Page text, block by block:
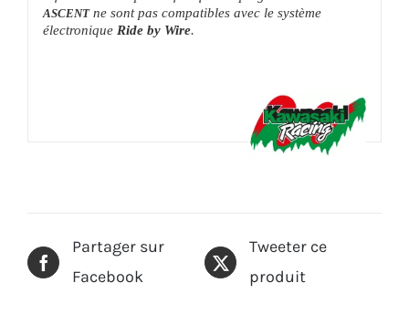
ASCENTne sont pas compatibles avec le système
électronique Ride by Wire.
Partager sur
Facebook
Tweeter ce
produit